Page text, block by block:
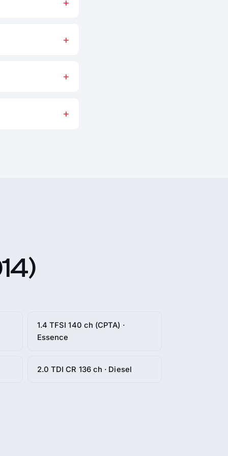
1.4 TFSI 140 ch (CPTA) ·
Essence
2.0 TDI CR 136 ch · Diesel